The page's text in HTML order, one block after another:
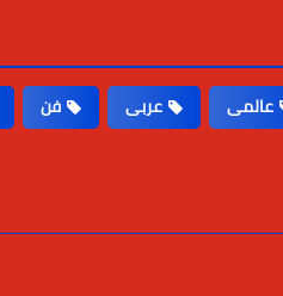
عالمى عربى فن